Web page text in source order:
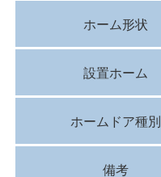
ホーム形状
設置ホーム
ホームドア種別
備考